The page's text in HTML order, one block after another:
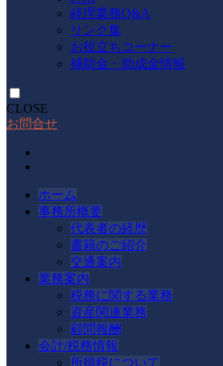
経理業務Q&A
リンク集
お役立ちコーナー
補助金・助成金情報
CLOSE
お問合せ
ホーム
事務所概要
代表者の経歴
書籍のご紹介
交通案内
業務案内
税務に関する業務
資産関連業務
顧問報酬
会計/税務情報
所得税について